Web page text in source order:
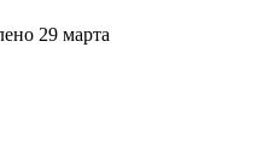
29 марта